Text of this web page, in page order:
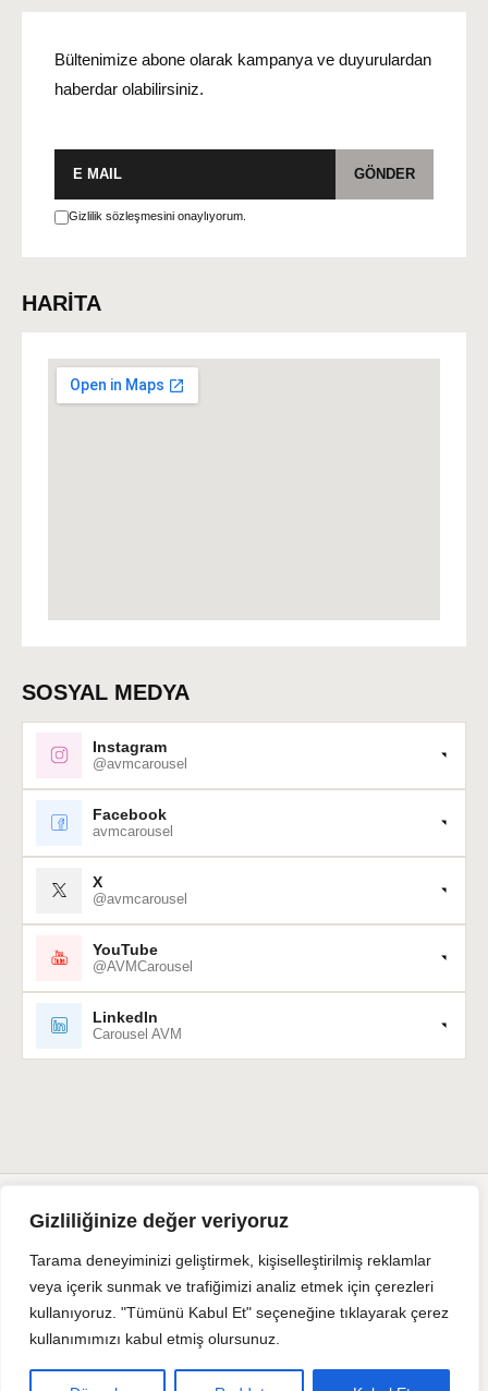
Gizliliğinize değer veriyoruz
Tarama deneyiminizi geliştirmek, kişiselleştirilmiş reklamlar
veya içerik sunmak ve trafiğimizi analiz etmek için çerezleri
kullanıyoruz. "Tümünü Kabul Et" seçeneğine tıklayarak çerez
kullanımımızı kabul etmiş olursunuz.
Bültenimize abone olarak kampanya ve duyurulardan
haberdar olabilirsiniz.
GÖNDER
Gizlilik sözleşmesini onaylıyorum.
HARİTA
SOSYAL MEDYA
Instagram
@avmcarousel
Facebook
avmcarousel
X
@avmcarousel
YouTube
@AVMCarousel
LinkedIn
Carousel AVM